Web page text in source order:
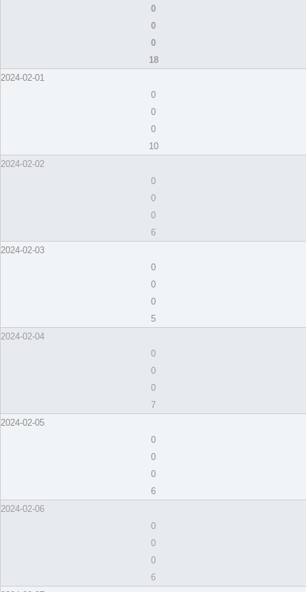
0
0
0
18
2024-02-01
0
0
0
10
2024-02-02
0
0
0
6
2024-02-03
0
0
0
5
2024-02-04
0
0
0
7
2024-02-05
0
0
0
6
2024-02-06
0
0
0
6